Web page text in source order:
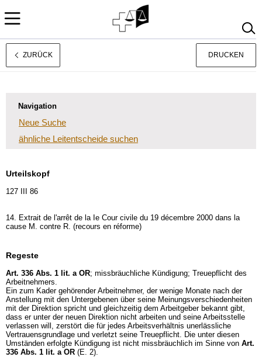
Français
ZURÜCK DRUCKEN
Navigation
Neue Suche
ähnliche Leitentscheide suchen
Urteilskopf
127 III 86
14. Extrait de l'arrêt de la Ie Cour civile du 19 décembre 2000 dans la
cause M. contre R. (recours en réforme)
Regeste
Art. 336 Abs. 1 lit. a OR; missbräuchliche Kündigung; Treuepflicht des
Arbeitnehmers.
Ein zum Kader gehörender Arbeitnehmer, der wenige Monate nach der
Anstellung mit den Untergebenen über seine Meinungsverschiedenheiten
mit der Direktion spricht und gleichzeitig dem Arbeitgeber bekannt gibt,
dass er unter der neuen Direktion nicht arbeiten und seine Arbeitsstelle
verlassen will, zerstört die für jedes Arbeitsverhältnis unerlässliche
Vertrauensgrundlage und verletzt seine Treuepflicht. Die unter diesen
Umständen erfolgte Kündigung ist nicht missbräuchlich im Sinne von Art.
336 Abs. 1 lit. a OR (E. 2).